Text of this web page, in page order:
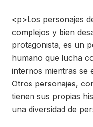
<p>Los personajes
complejos y bien
protagonista, es un
humano que lucha
internos mientras se
Otros personajes,
tienen sus propias
una diversidad de